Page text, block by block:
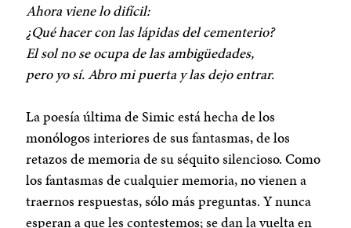
Ahora viene lo difícil:
¿Qué hacer con las lápidas del cementerio?
El sol no se ocupa de las ambigüedades,
pero yo sí. Abro mi puerta y las dejo entrar.
La poesía última de Simic está hecha de los
monólogos interiores de sus fantasmas, de los
retazos de memoria de su séquito silencioso. Como
los fantasmas de cualquier memoria, no vienen a
traernos respuestas, sólo más preguntas. Y nunca
esperan a que les contestemos; se dan la vuelta en